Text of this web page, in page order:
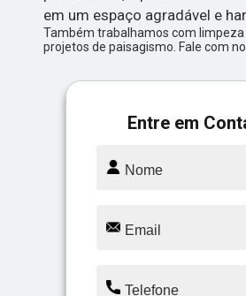
em um espaço agradável e
Também trabalhamos com limpeza
projetos de paisagismo. Fale com
Entre em